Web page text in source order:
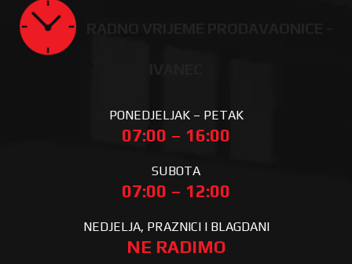
PONEDJELJAK – PETAK
07:00 – 16:00
SUBOTA
07:00 – 12:00
NEDJELJA, PRAZNICI I BLAGDANI
NE RADIMO